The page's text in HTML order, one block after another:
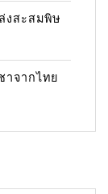
งสะสมพิษ
าจากไทย